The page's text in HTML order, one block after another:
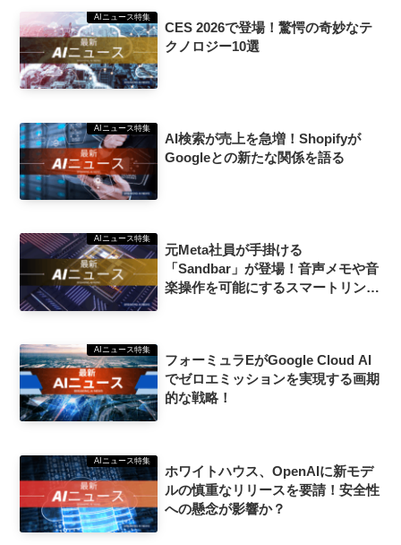
AIニュース特集
CES 2026で登場！驚愕の奇妙なテ
クノロジー10選
AIニュース特集
AI検索が売上を急増！Shopifyが
Googleとの新たな関係を語る
AIニュース特集
元Meta社員が手掛ける
「Sandbar」が登場！音声メモや音
楽操作を可能にするスマートリング
AIニュース特集
フォーミュラEがGoogle Cloud AI
でゼロエミッションを実現する画期
的な戦略！
AIニュース特集
ホワイトハウス、OpenAIに新モデ
ルの慎重なリリースを要請！安全性
への懸念が影響か？